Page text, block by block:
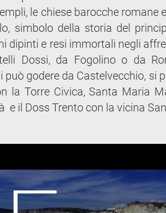
le chiese barocche
simbolo della storia del
dipinti e resi immortali negli
Dossi, da Fogolino o da
godere da Castelvecchio, si
la Torre Civica, Santa Maria
e il Doss Trento con la